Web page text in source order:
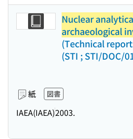
Nuclear
archaeological
(Technical
(STI ; STI/DOC/
紙 図書
IAEA(IAEA)2003.